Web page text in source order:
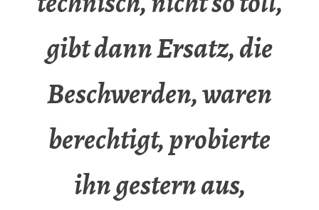
gibt dann Ersatz, die
Beschwerden, waren
berechtigt, probierte
ihn gestern aus,